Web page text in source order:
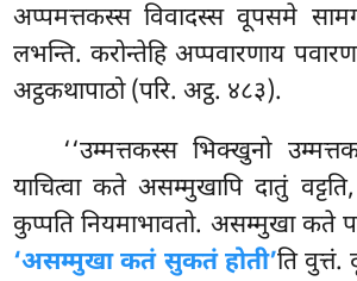
अप्पमत्तकस्स विवादस्स वूपसमे
लभन्ति. करोन्तेहि अप्पवारणाय
अट्ठकथापाठो (परि. अट्ठ. ४८३).
‘‘उम्मत्तकस्स भिक्खुनो
याचित्वा कते असम्मुखापि दातुं
कुप्पति नियमाभावतो. असम्मुखा कते
‘असम्मुखा कतं सुकतं होती’ति